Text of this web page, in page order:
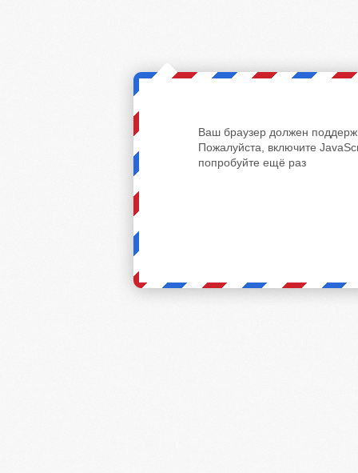
Ваш браузер должен
Пожалуйста, включите
попробуйте ещё раз